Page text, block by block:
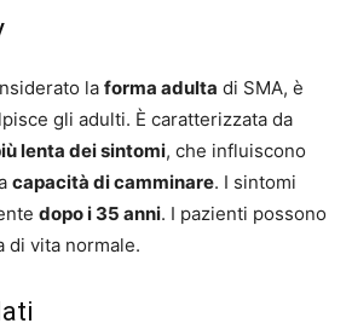
la forma adulta di SMA, è
gli adulti. È caratterizzata da
lenta dei sintomi, che influiscono
capacità di camminare. I sintomi
dopo i 35 anni. I pazienti possono
di vita normale.